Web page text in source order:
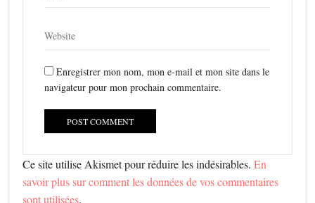
Enregistrer mon nom, mon e-mail et mon site dans le
navigateur pour mon prochain commentaire.
Ce site utilise Akismet pour réduire les indésirables.En
savoir plus sur comment les données de vos commentaires
sont utilisées.